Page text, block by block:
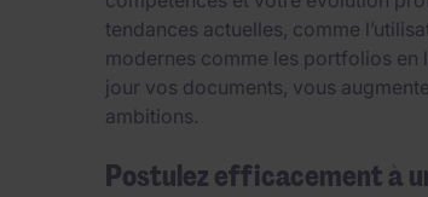
tendances actuelles, comme
modernes comme les portfolios en
jour vos documents, vous
ambitions.
Postulez efficacement à